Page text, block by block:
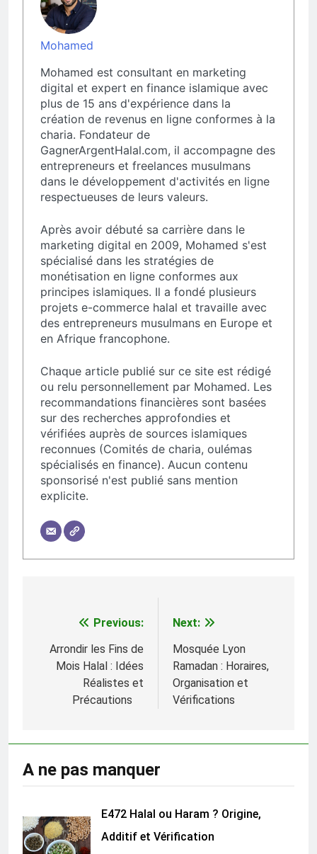
Mohamed
Mohamed est consultant en marketing
digital et expert en finance islamique avec
plus de 15 ans d'expérience dans la
création de revenus en ligne conformes à la
charia. Fondateur de
GagnerArgentHalal.com, il accompagne des
entrepreneurs et freelances musulmans
dans le développement d'activités en ligne
respectueuses de leurs valeurs.
Après avoir débuté sa carrière dans le
marketing digital en 2009, Mohamed s'est
spécialisé dans les stratégies de
monétisation en ligne conformes aux
principes islamiques. Il a fondé plusieurs
projets e-commerce halal et travaille avec
des entrepreneurs musulmans en Europe et
en Afrique francophone.
Chaque article publié sur ce site est rédigé
ou relu personnellement par Mohamed. Les
recommandations financières sont basées
sur des recherches approfondies et
vérifiées auprès de sources islamiques
reconnues (Comités de charia, oulémas
spécialisés en finance). Aucun contenu
sponsorisé n'est publié sans mention
explicite.
l’article
Previous:
Arrondir les Fins de
Mois Halal : Idées
Réalistes et
Précautions
Next:
Mosquée Lyon
Ramadan : Horaires,
Organisation et
Vérifications
E472 Halal ou Haram ? Origine,
Additif et Vérification